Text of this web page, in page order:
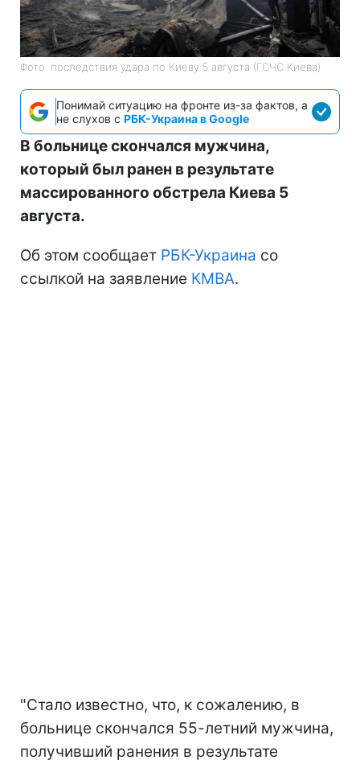
Фото: последствия удара по Киеву 5 августа (ГСЧС Киева)
Понимай ситуацию на фронте из-за фактов, а
не слухов с РБК-Украина в Google
В больнице скончался мужчина,
который был ранен в результате
массированного обстрела Киева 5
августа.
Об этом сообщает РБК-Украина со
ссылкой на заявление КМВА.
"Стало известно, что, к сожалению, в
больнице скончался 55-летний мужчина,
получивший ранения в результате